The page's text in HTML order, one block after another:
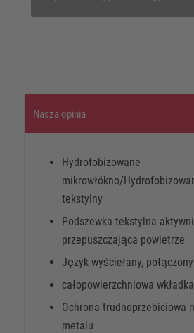
Nasza opinia
Hydrofobizowane
mikrowłókno/
tekstylny
Podszewka tekstylna
przepuszczająca powietrze
Język wyściełany,
całopowierzchniowa
Ochrona trudnoprzebiciowa
metalu